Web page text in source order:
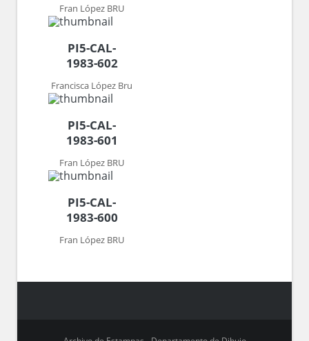
Fran López BRU
PI5-CAL-
1983-602
Francisca López Bru
PI5-CAL-
1983-601
Fran López BRU
PI5-CAL-
1983-600
Fran López BRU